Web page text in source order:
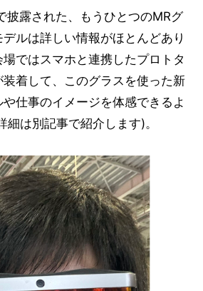
披露された、もうひとつのMRグ
ルは詳しい情報がほとんどあり
ではスマホと連携したプロトタ
着して、このグラスを使った新
仕事のイメージを体感できるよ
細は別記事で紹介します)。